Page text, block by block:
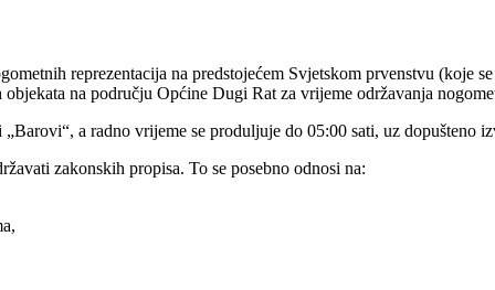
reprezentacija na predstojećem Svjetskom prvenstvu
na području Općine Dugi Rat za vrijeme održavanja
a radno vrijeme se produljuje do 05:00 sati, uz dopušteno
zakonskih propisa. To se posebno odnosi na: